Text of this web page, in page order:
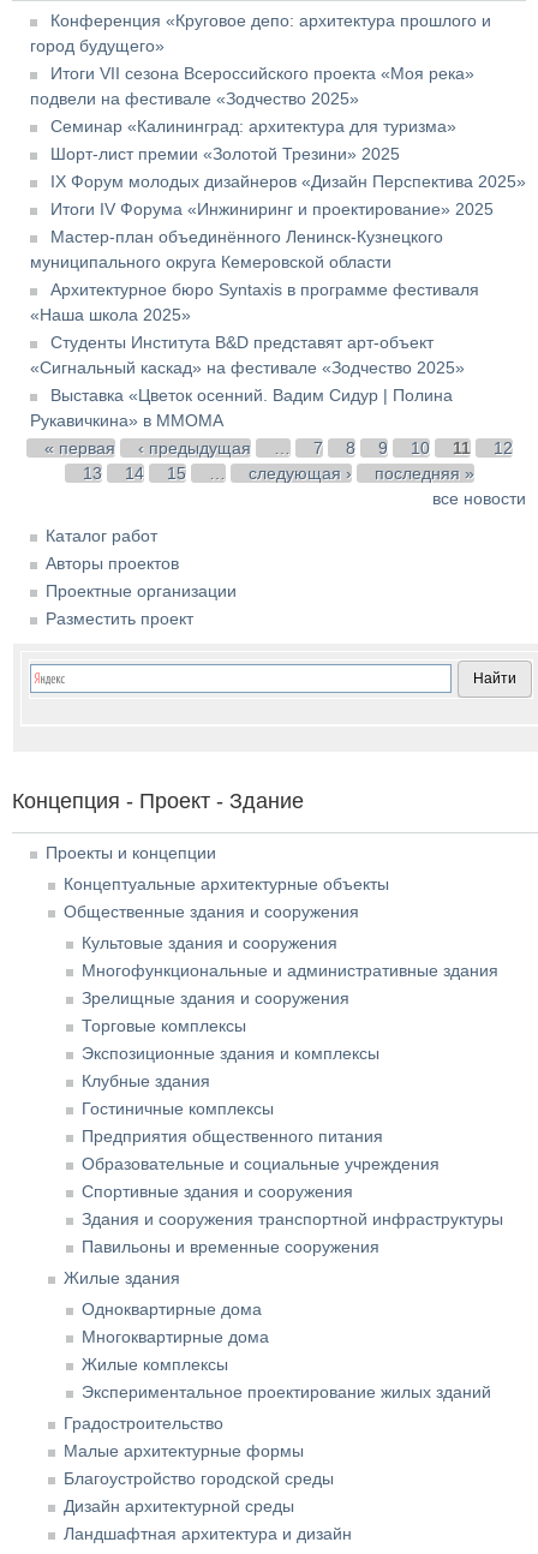
Конференция «Круговое депо: архитектура прошлого и
город будущего»
Итоги VII сезона Всероссийского проекта «Моя река»
подвели на фестивале «Зодчество 2025»
Семинар «Калининград: архитектура для туризма»
Шорт-лист премии «Золотой Трезини» 2025
IX Форум молодых дизайнеров «Дизайн Перспектива 2025»
Итоги IV Форума «Инжиниринг и проектирование» 2025
Мастер-план объединённого Ленинск-Кузнецкого
муниципального округа Кемеровской области
Архитектурное бюро Syntaxis в программе фестиваля
«Наша школа 2025»
Студенты Института B&D представят арт-объект
«Сигнальный каскад» на фестивале «Зодчество 2025»
Выставка «Цветок осенний. Вадим Сидур | Полина
Рукавичкина» в ММОМА
Страницы
« первая ‹ предыдущая 7 8 9 10 11
12
13
14 15 следующая ›
последняя »
все новости
Каталог работ
Авторы проектов
Проектные организации
Разместить проект
Концепция - Проект - Здание
Проекты и концепции
Концептуальные архитектурные объекты
Общественные здания и сооружения
Культовые здания и сооружения
Многофункциональные и административные здания
Зрелищные здания и сооружения
Торговые комплексы
Экспозиционные здания и комплексы
Клубные здания
Гостиничные комплексы
Предприятия общественного питания
Образовательные и социальные учреждения
Спортивные здания и сооружения
Здания и сооружения транспортной инфраструктуры
Павильоны и временные сооружения
Жилые здания
Одноквартирные дома
Многоквартирные дома
Жилые комплексы
Экспериментальное проектирование жилых зданий
Градостроительство
Малые архитектурные формы
Благоустройство городской среды
Дизайн архитектурной среды
Ландшафтная архитектура и дизайн